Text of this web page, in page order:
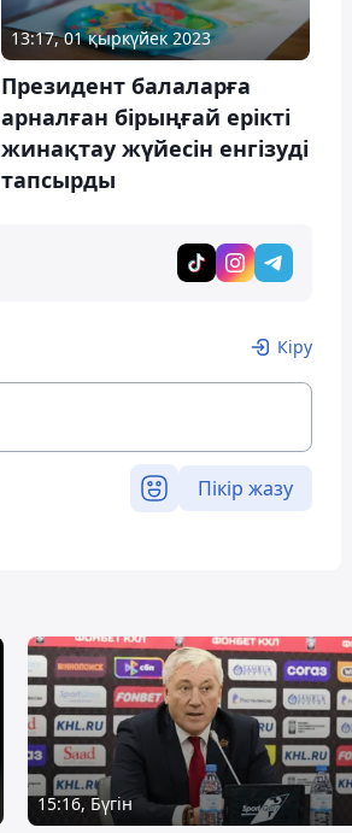
13:17, 01 қыркүйек 2023
Президент балаларға
арналған бірыңғай ерікті
жинақтау жүйесін енгізуді
тапсырды
Кіру
Пікір жазу
15:16, Бүгін